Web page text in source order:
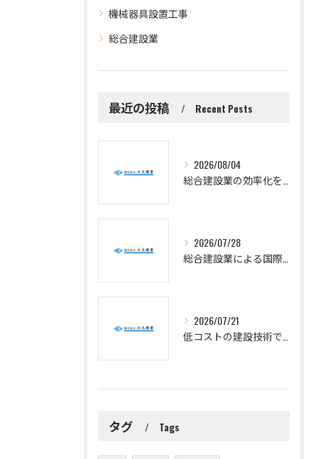
機械器具設置工事
総合建設業
最近の投稿 Recent Posts
2026/08/04
2026/07/28
2026/07/21
タグ Tags